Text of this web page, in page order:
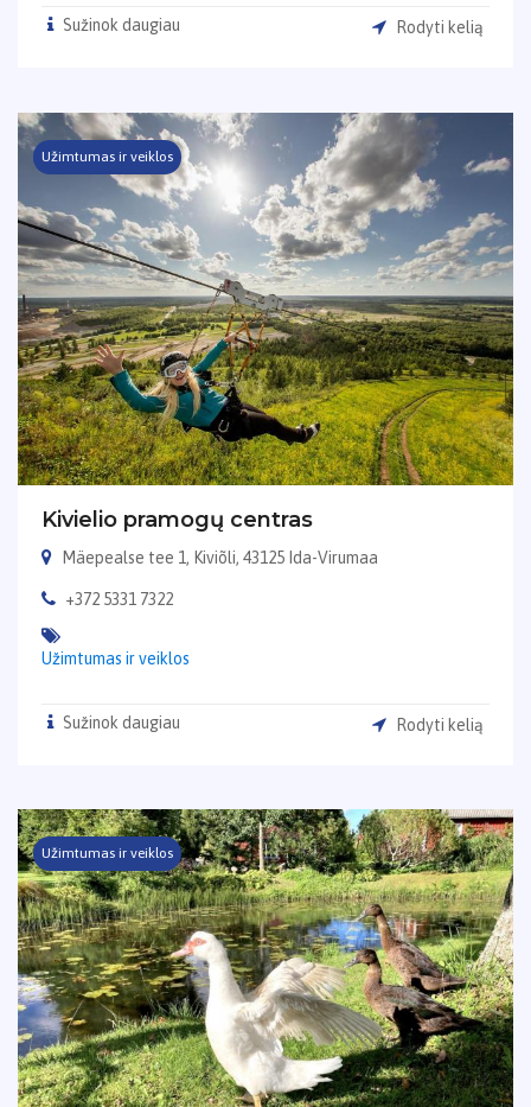
Sužinok daugiau Rodyti kelią
Užimtumas ir veiklos
Kivielio pramogų centras
Mäepealse tee 1, Kiviõli, 43125 Ida-Virumaa
+372 5331 7322
Užimtumas ir veiklos
Sužinok daugiau Rodyti kelią
Užimtumas ir veiklos